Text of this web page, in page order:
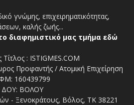
γνώμης, επιχειρηματικότητας,
καλής ζωής...
διαφημιστικό μας τμήμα εδώ
Τίτλος : ISTIGMES.COM
Προφαντής / Ατομική Επιχείρηση
160439799
ΔΟΥ: ΒΟΛΟΥ
- Ξενοκράτους, Βόλος, ΤΚ 38221